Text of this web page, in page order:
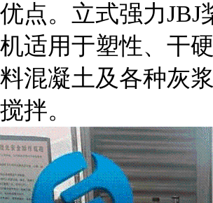
优点。立式强力JBJ
机适用于塑性、干
料混凝土及各种灰
搅拌。